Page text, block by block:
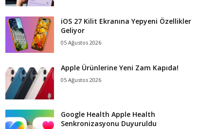
iOS 27 Kilit Ekranına Yepyeni Özellikler
Geliyor
05 Ağustos 2026
Apple Ürünlerine Yeni Zam Kapıda!
05 Ağustos 2026
Google Health Apple Health
Senkronizasyonu Duyuruldu